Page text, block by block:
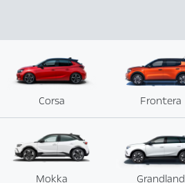
Corsa Frontera
Mokka Grandland